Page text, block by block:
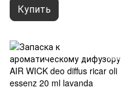
Купить